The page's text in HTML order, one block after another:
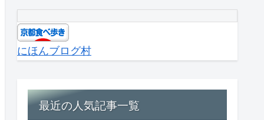
にほんブログ村
最近の人気記事一覧